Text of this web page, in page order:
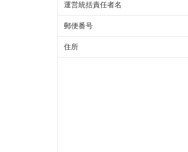
運営統括責任者名
郵便番号
住所